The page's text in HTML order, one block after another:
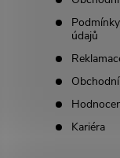
údajů
Kariéra